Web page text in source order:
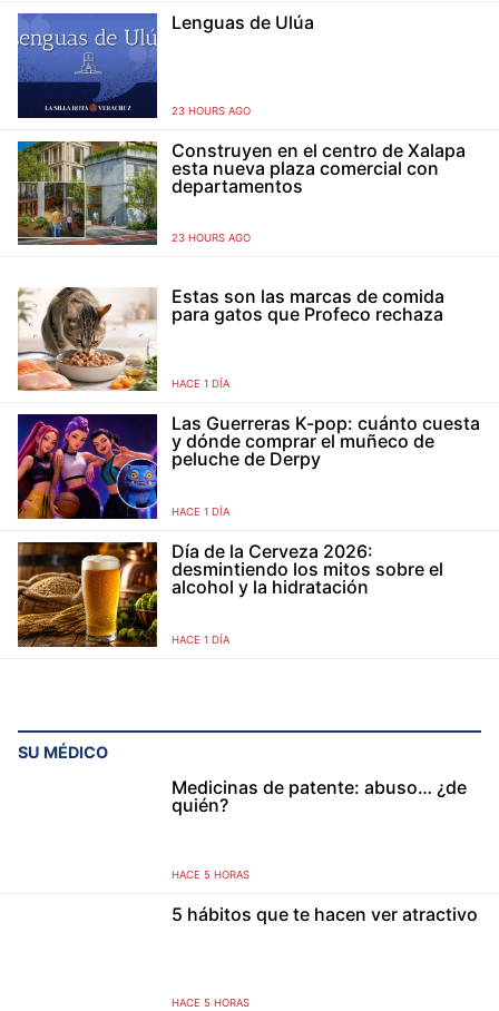
Lenguas de Ulúa
23 HOURS AGO
Construyen en el centro de Xalapa
esta nueva plaza comercial con
departamentos
23 HOURS AGO
Estas son las marcas de comida
para gatos que Profeco rechaza
HACE 1 DÍA
Las Guerreras K-pop: cuánto cuesta
y dónde comprar el muñeco de
peluche de Derpy
HACE 1 DÍA
Día de la Cerveza 2026:
desmintiendo los mitos sobre el
alcohol y la hidratación
HACE 1 DÍA
SU MÉDICO
Medicinas de patente: abuso… ¿de
quién?
HACE 5 HORAS
5 hábitos que te hacen ver atractivo
HACE 5 HORAS